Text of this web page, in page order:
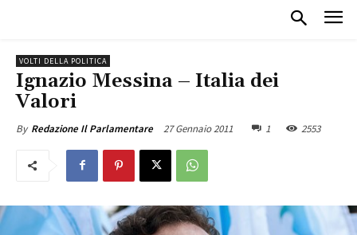
VOLTI DELLA POLITICA
Ignazio Messina – Italia dei
Valori
By Redazione Il Parlamentare 27 Gennaio 2011 1 2553